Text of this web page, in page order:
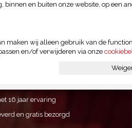
en buiten onze website, op een
maken wij alleen gebruik van de
en/of verwijderen via onze
113.484 gamers
droom
16 jaar ervaring
en gratis bezorgd